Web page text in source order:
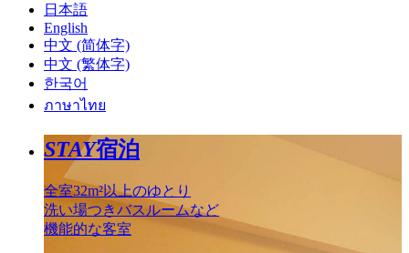
日本語
English
中文 (简体字)
中文 (繁体字)
한국어
ภาษาไทย
STAY宿泊
全室32m²以上のゆとり
洗い場つきバスルームなど
機能的な客室